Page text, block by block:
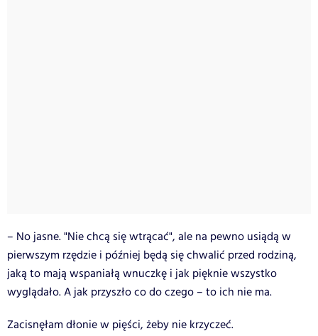
– No jasne. "Nie chcą się wtrącać", ale na pewno usiądą w
pierwszym rzędzie i później będą się chwalić przed rodziną,
jaką to mają wspaniałą wnuczkę i jak pięknie wszystko
wyglądało. A jak przyszło co do czego – to ich nie ma.
Zacisnęłam dłonie w pięści, żeby nie krzyczeć.